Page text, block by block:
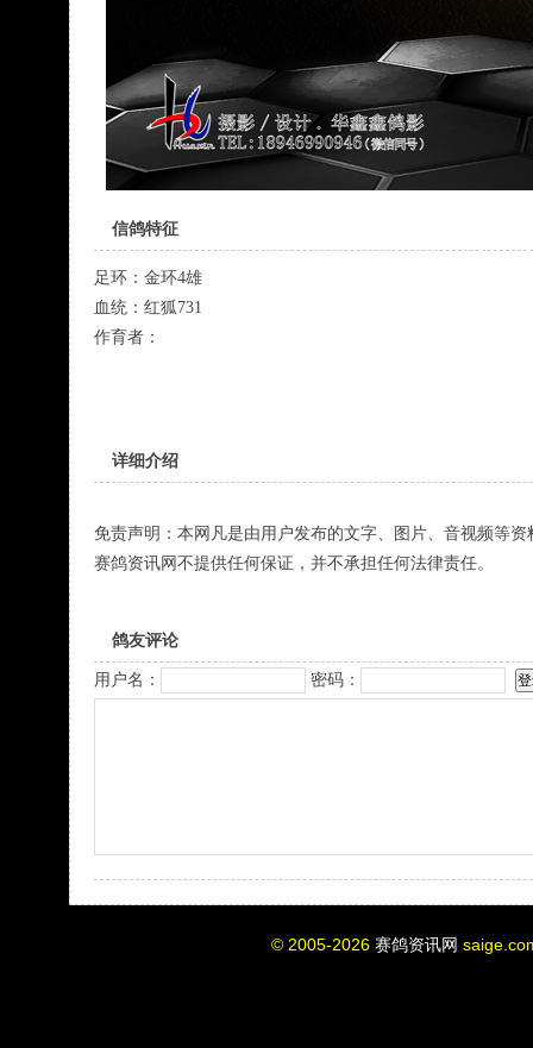
信鸽特征
足环： 金环4雄
血统： 红狐731
作育者：
详细介绍
免责声明：本网凡是由用户发布的文字、图片、音视频等
赛鸽资讯网不提供任何保证，并不承担任何法律责任。
鸽友评论
用户名： 密码：
© 2005-2026 赛鸽资讯网